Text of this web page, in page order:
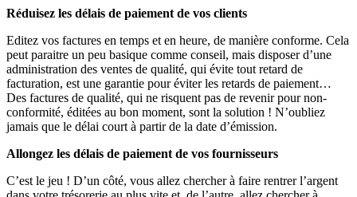
Réduisez les délais de paiement de vos clients
Editez vos factures en temps et en heure, de manière conforme. Cela
peut paraitre un peu basique comme conseil, mais disposer d’une
administration des ventes de qualité, qui évite tout retard de
facturation, est une garantie pour éviter les retards de paiement…
Des factures de qualité, qui ne risquent pas de revenir pour non-
conformité, éditées au bon moment, sont la solution ! N’oubliez
jamais que le délai court à partir de la date d’émission.
Allongez les délais de paiement de vos fournisseurs
C’est le jeu ! D’un côté, vous allez chercher à faire rentrer l’argent